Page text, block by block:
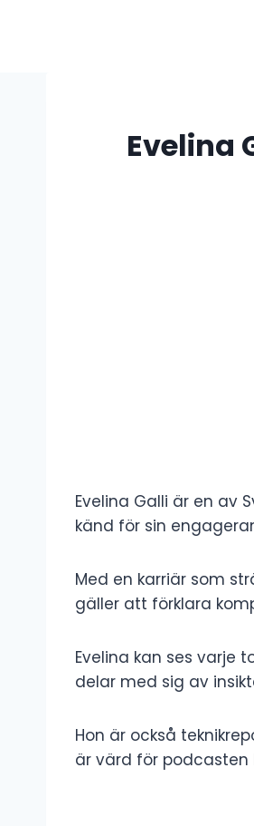
Evelina
Evelina Galli är en av
känd för sin
Med en karriär som
gäller att förklara
Evelina kan ses varje
delar med sig av
Hon är också
är värd för podcasten